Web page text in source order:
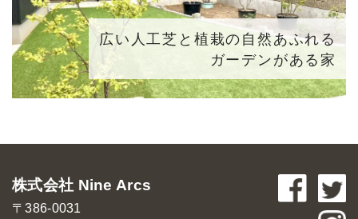
広い人工芝と植栽の自然あふれる
ガーデンがある家
株式会社 Nine Arcs
〒386-0031